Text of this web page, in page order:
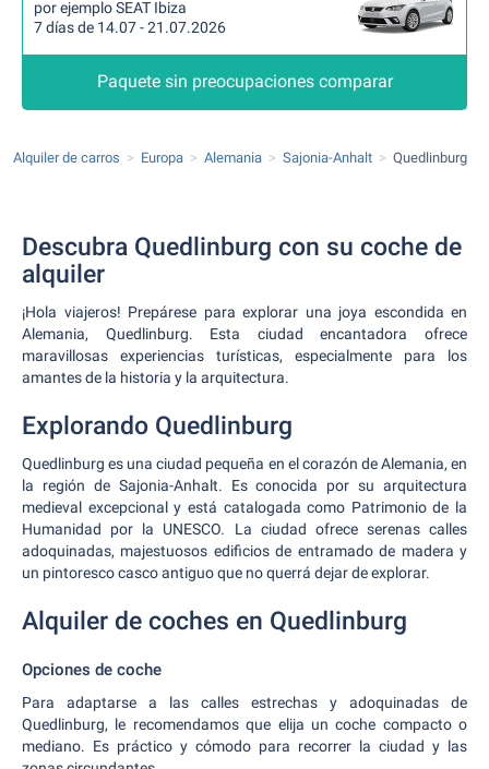
por ejemplo SEAT Ibiza
7 días de 14.07 - 21.07.2026
Paquete sin preocupaciones comparar
Alquiler de carros Europa Alemania Sajonia-Anhalt Quedlinburg
Descubra Quedlinburg con su coche de
alquiler
¡Hola viajeros! Prepárese para explorar una joya escondida en
Alemania, Quedlinburg. Esta ciudad encantadora ofrece
maravillosas experiencias turísticas, especialmente para los
amantes de la historia y la arquitectura.
Explorando Quedlinburg
Quedlinburg es una ciudad pequeña en el corazón de Alemania, en
la región de Sajonia-Anhalt. Es conocida por su arquitectura
medieval excepcional y está catalogada como Patrimonio de la
Humanidad por la UNESCO. La ciudad ofrece serenas calles
adoquinadas, majestuosos edificios de entramado de madera y
un pintoresco casco antiguo que no querrá dejar de explorar.
Alquiler de coches en Quedlinburg
Opciones de coche
Para adaptarse a las calles estrechas y adoquinadas de
Quedlinburg, le recomendamos que elija un coche compacto o
mediano. Es práctico y cómodo para recorrer la ciudad y las